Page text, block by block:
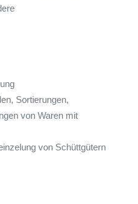
Sortierungen,
von Waren mit
von Schüttgütern